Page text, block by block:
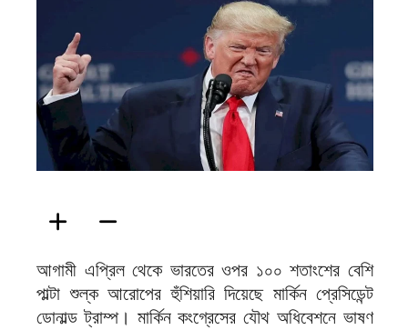
ফিরদাউস
আগামী এপ্রিল থেকে ভারতের ওপর ১০০ শতাংশের বেশি
পাল্টা শুল্ক আরোপের হুঁশিয়ারি দিয়েছে মার্কিন প্রেসিডেন্ট
ডোনাল্ড ট্রাম্প। মার্কিন কংগ্রেসের যৌথ অধিবেশনে ভাষণ